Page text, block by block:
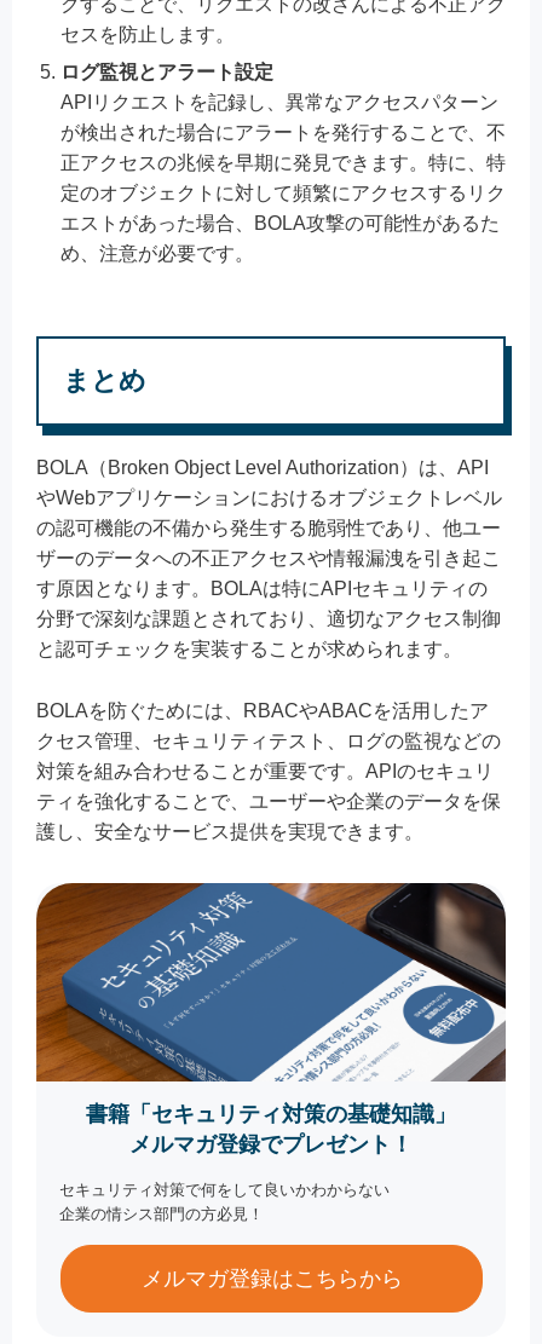
クすることで、リクエストの改ざんによる不正アク
セスを防止します。
ログ監視とアラート設定
APIリクエストを記録し、異常なアクセスパターン
が検出された場合にアラートを発行することで、不
正アクセスの兆候を早期に発見できます。特に、特
定のオブジェクトに対して頻繁にアクセスするリク
エストがあった場合、BOLA攻撃の可能性があるた
め、注意が必要です。
まとめ
BOLA（Broken Object Level Authorization）は、API
やWebアプリケーションにおけるオブジェクトレベル
の認可機能の不備から発生する脆弱性であり、他ユー
ザーのデータへの不正アクセスや情報漏洩を引き起こ
す原因となります。BOLAは特にAPIセキュリティの
分野で深刻な課題とされており、適切なアクセス制御
と認可チェックを実装することが求められます。
BOLAを防ぐためには、RBACやABACを活用したア
クセス管理、セキュリティテスト、ログの監視などの
対策を組み合わせることが重要です。APIのセキュリ
ティを強化することで、ユーザーや企業のデータを保
護し、安全なサービス提供を実現できます。
書籍「セキュリティ対策の基礎知識」
メルマガ登録でプレゼント！
セキュリティ対策で何をして良いかわからない
企業の情シス部門の方必見！
メルマガ登録はこちらから